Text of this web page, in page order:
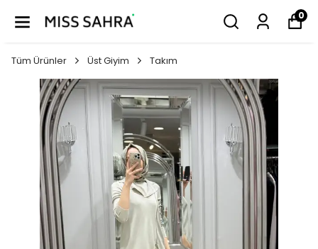
0
Tüm Ürünler Üst Giyim Takım